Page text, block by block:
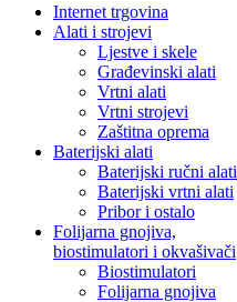
Close
Menu
Internet trgovina
Alati i strojevi
Ljestve i skele
Građevinski alati
Vrtni alati
Vrtni strojevi
Zaštitna oprema
Baterijski alati
Baterijski ručni alati
Baterijski vrtni alati
Pribor i ostalo
Folijarna gnojiva,
biostimulatori i okvašivači
Biostimulatori
Folijarna gnojiva